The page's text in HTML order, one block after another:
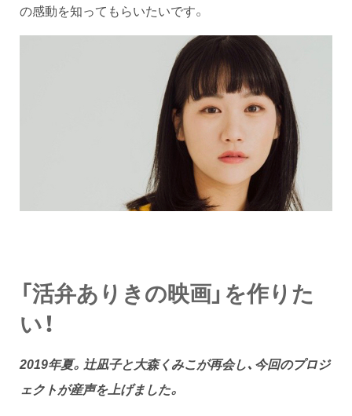
の感動を知ってもらいたいです。
「活弁ありきの映画」を作りた
い！
2019年夏。辻凪子と大森くみこが再会し、今回のプロジ
ェクトが産声を上げました。